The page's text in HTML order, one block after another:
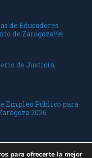
de Educadores
de Zaragoza‼️🚨
de Justicia,
Empleo Público para
2026
varios
Laboral
para ofrecerte la mejor